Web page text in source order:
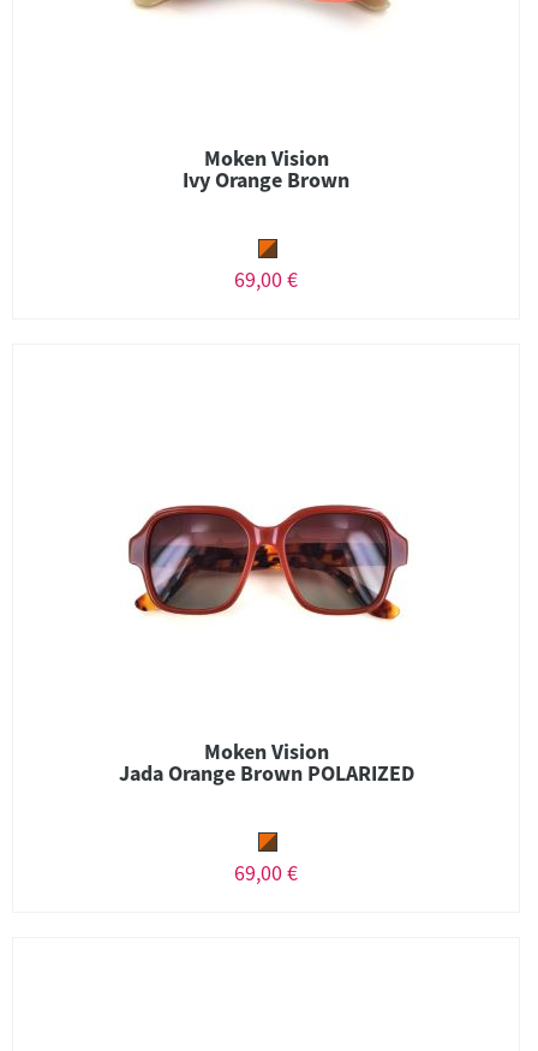
Moken Vision
Ivy Orange Brown
69,00 €
Moken Vision
Jada Orange Brown POLARIZED
69,00 €